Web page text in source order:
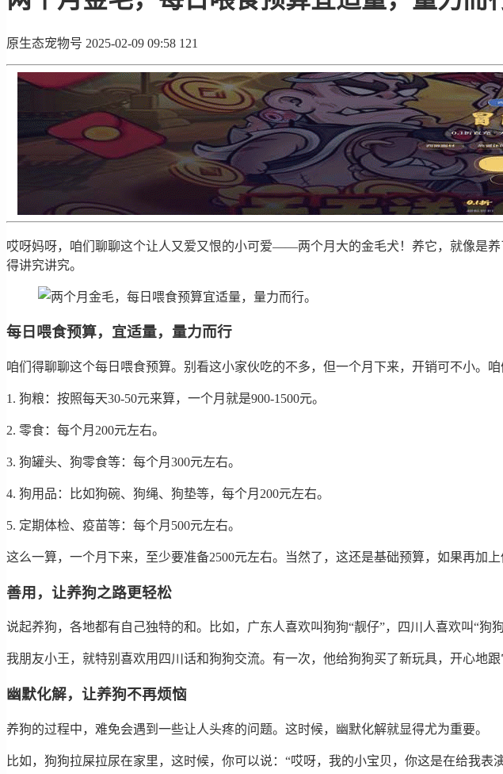
原生态宠物号 2025-02-09 09:58 121
哎呀妈呀，咱们聊聊这个让人又爱又恨的小可爱——两个月大的金毛犬！养它，就像是
得讲究讲究。
每日喂食预算，宜适量，量力而行
咱们得聊聊这个每日喂食预算。别看这小家伙吃的不多，但一个月下来，开销可不小。咱
1. 狗粮：按照每天30-50元来算，一个月就是900-1500元。
2. 零食：每个月200元左右。
3. 狗罐头、狗零食等：每个月300元左右。
4. 狗用品：比如狗碗、狗绳、狗垫等，每个月200元左右。
5. 定期体检、疫苗等：每个月500元左右。
这么一算，一个月下来，至少要准备2500元左右。当然了，这还是基础预算，如果再加
善用，让养狗之路更轻松
说起养狗，各地都有自己独特的和。比如，广东人喜欢叫狗狗“靓仔”，四川人喜欢叫“狗
我朋友小王，就特别喜欢用四川话和狗狗交流。有一次，他给狗狗买了新玩具，开心地
幽默化解，让养狗不再烦恼
养狗的过程中，难免会遇到一些让人头疼的问题。这时候，幽默化解就显得尤为重要。
比如，狗狗拉屎拉尿在家里，这时候，你可以说：“哎呀，我的小宝贝，你这是在给我表